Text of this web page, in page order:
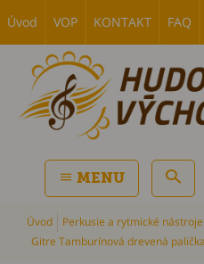
Úvod VOP KONTAKT FAQ
MENU
Úvod Perkusie a rytmické nástroje
Gitre Tamburínová drevená